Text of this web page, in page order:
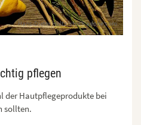
Hans-Dieter Holtz/stock.adobe.com
pflegen
der Hautpflegeprodukte bei
sollten.